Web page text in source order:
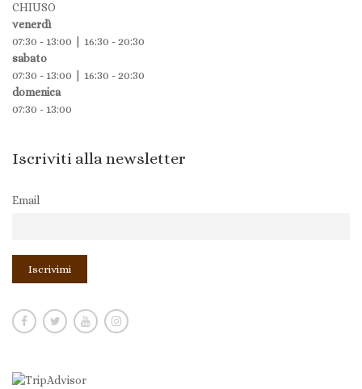
CHIUSO
venerdì
07:30 - 13:00 | 16:30 - 20:30
sabato
07:30 - 13:00 | 16:30 - 20:30
domenica
07:30 - 13:00
Iscriviti alla newsletter
Email